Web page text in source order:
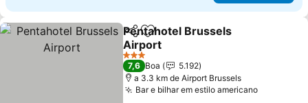
PartilharAdicionar aos favoritos
Pentahotel Brussels
Airport
3 Estrelas
7,6 Boa
5.192
a 3.3 km de Airport Brussels
Bar e bilhar em estilo americano